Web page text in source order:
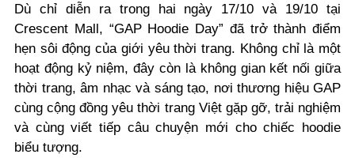
Dù chỉ diễn ra trong hai ngày 17/10 và 19/10 tại
Crescent Mall, “GAP Hoodie Day” đã trở thành điểm
hẹn sôi động của giới yêu thời trang. Không chỉ là một
hoạt động kỷ niệm, đây còn là không gian kết nối giữa
thời trang, âm nhạc và sáng tạo, nơi thương hiệu GAP
cùng cộng đồng yêu thời trang Việt gặp gỡ, trải nghiệm
và cùng viết tiếp câu chuyện mới cho chiếc hoodie
biểu tượng.